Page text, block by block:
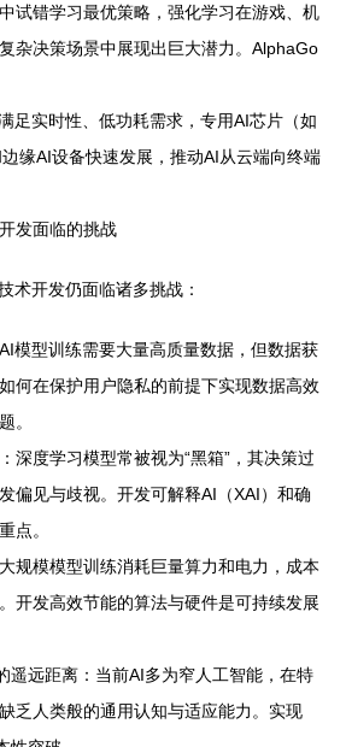
试错学习最优策略，强化学习在游戏、机
杂决策场景中展现出巨大潜力。AlphaGo
足实时性、低功耗需求，专用AI芯片（如
缘AI设备快速发展，推动AI从云端向终端
发面临的挑战
术开发仍面临诸多挑战：
模型训练需要大量高质量数据，但数据获
何在保护用户隐私的前提下实现数据高效
。
深度学习模型常被视为“黑箱”，其决策过
偏见与歧视。开发可解释AI（XAI）和确
点。
规模模型训练消耗巨量算力和电力，成本
开发高效节能的算法与硬件是可持续发展
遥远距离：当前AI多为窄人工智能，在特
乏人类般的通用认知与适应能力。实现